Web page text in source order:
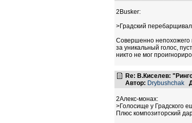
2Busker:
>Градский перебарщивал
Совершенно непохожего
за уникальный голос,
никто не мог
Re: В.Киселев:
Автор: Drybushchak
2Алекс-монах:
>Голосище у Градского
Плюс композиторский